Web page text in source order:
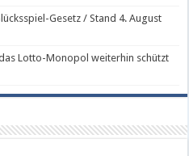
Gesetz / Stand 4. August
Lotto-Monopol weiterhin schützt